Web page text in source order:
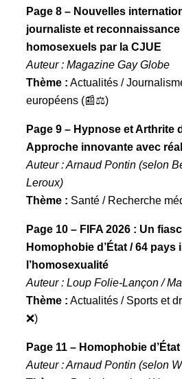
Page 8 – Nouvelles
journaliste et
homosexuels par la CJUE
Auteur : Magazine Gay Globe
Thème : Actualités /
européens (📰⚖️)
Page 9 – Hypnose et Arthrite
Approche innovante avec
Auteur : Arnaud Pontin (selon
Leroux)
Thème : Santé / Recherche
Page 10 – FIFA 2026 : Un
Homophobie d’État / 64 pays
l’homosexualité
Auteur : Loup Folie-Lançon /
Thème : Actualités / Sports et
❌)
Page 11 – Homophobie
Auteur : Arnaud Pontin (selon